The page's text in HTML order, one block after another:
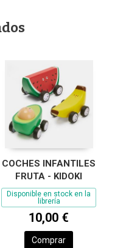
COCHES INFANTILES
FRUTA - KIDOKI
Disponible en stock en la
librería
10,00 €
Comprar